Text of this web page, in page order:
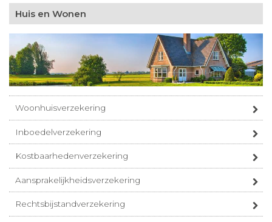
Huis en Wonen
Woonhuisverzekering
Inboedelverzekering
Kostbaarhedenverzekering
Aansprakelijkheidsverzekering
Rechtsbijstandverzekering